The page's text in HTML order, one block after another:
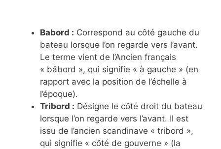
Babord : Correspond au côté gauche du
bateau lorsque l’on regarde vers l’avant.
Le terme vient de l’Ancien français
« bâbord », qui signifie « à gauche » (en
rapport avec la position de l’échelle à
l’époque).
Tribord : Désigne le côté droit du bateau
lorsque l’on regarde vers l’avant. Il est
issu de l’ancien scandinave « tribord »,
qui signifie « côté de gouverne » (la